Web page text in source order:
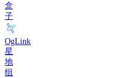
盒
子
OgLink
星
地
组